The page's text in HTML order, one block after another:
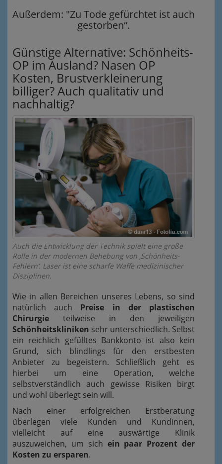
Außerdem: "Zu Tode gefürchtet ist auch
gestorben“.
Günstige Alternative: Schönheits-
OP im Ausland? Nasen OP
Kosten, Brustverkleinerung
billiger? Auch qualitativ und
nachhaltig?
Auch die Entwicklung der Technik spielt eine große
Rolle in der modernen Behebung von ‚Schönheits-
Fehlern‘. Laser ist eine scharfe Waffe medizinischer
Disziplinen.
Wie in allen Bereichen unseres Lebens, so sind
natürlich auch Preise in der plastischen
Chirurgie teilweise in den jeweiligen
Schönheitskliniken sehr unterschiedlich. Selbst
ein reichlich gefülltes Bankkonto ist also kein
Grund, sich blindlings für den erstbesten
Anbieter zu begeistern. Schließlich geht es
hierbei um eine Operation, welche
selbstverständlich auch gewisse Risiken birgt
und wohl überlegt sein will.
Nach einer erfolgreichen Erstberatung
überlegen viele Kunden und Kundinnen,
vielleicht auf eine auswärtige Klinik
auszuweichen, um sich ein paar Prozent der
Kosten zu ersparen.